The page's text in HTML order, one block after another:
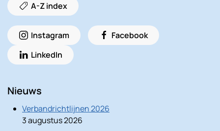
A-Z index
Instagram
Facebook
LinkedIn
Nieuws
Verbandrichtlijnen 2026
3 augustus 2026